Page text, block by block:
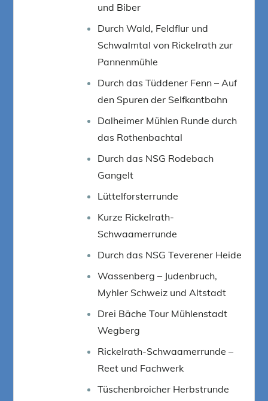
und Biber
Durch Wald, Feldflur und
Schwalmtal von Rickelrath zur
Pannenmühle
Durch das Tüddener Fenn – Auf
den Spuren der Selfkantbahn
Dalheimer Mühlen Runde durch
das Rothenbachtal
Durch das NSG Rodebach
Gangelt
Lüttelforsterrunde
Kurze Rickelrath-
Schwaamerrunde
Durch das NSG Teverener Heide
Wassenberg – Judenbruch,
Myhler Schweiz und Altstadt
Drei Bäche Tour Mühlenstadt
Wegberg
Rickelrath-Schwaamerrunde –
Reet und Fachwerk
Tüschenbroicher Herbstrunde